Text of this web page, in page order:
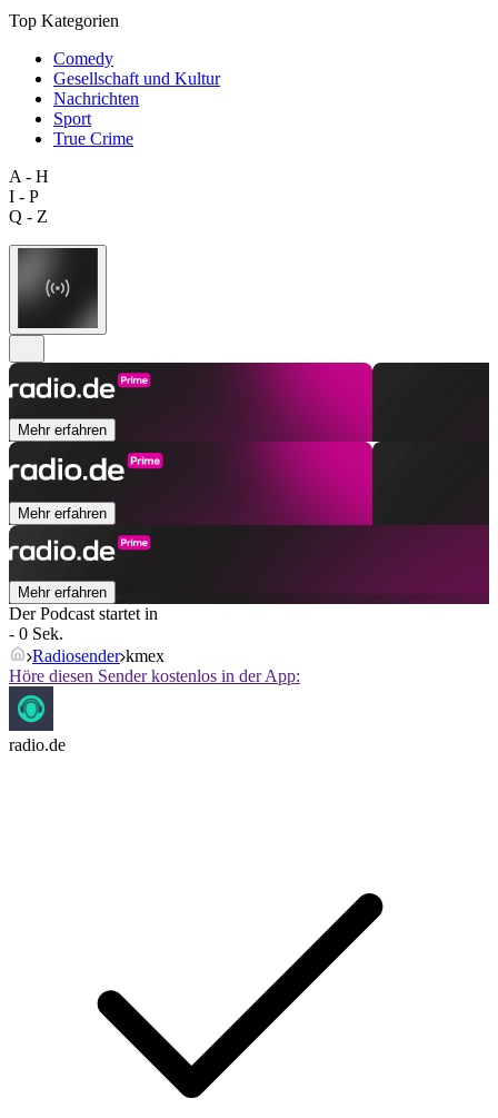
Top Kategorien
Comedy
Gesellschaft und Kultur
Nachrichten
Sport
True Crime
A - H
I - P
Q - Z
Mehr erfahren
Mehr erfahren
Mehr erfahren
Der Podcast startet in
- 0 Sek.
Radiosender kmex
Höre diesen Sender kostenlos in der App:
radio.de